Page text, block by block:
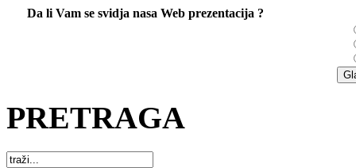
Da li Vam se svidja nasa Web prezentacija ?
PRETRAGA